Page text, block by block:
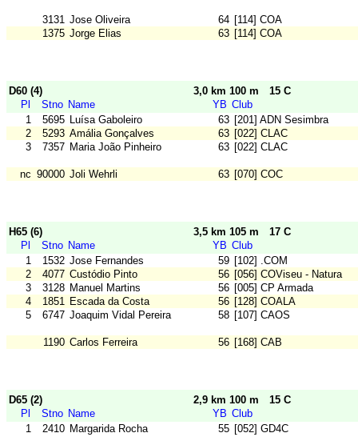
3131 Jose Oliveira 64 [114] COA
1375 Jorge Elias 63 [114] COA
D60 (4) 3,0 km 100 m
15 C
Pl
Stno Name YB Club
1
5695 Luísa Gaboleiro 63 [201] ADN Sesimbra
2
5293 Amália Gonçalves 63 [022] CLAC
3
7357 Maria João Pinheiro 63 [022] CLAC
nc 90000 Joli Wehrli 63 [070] COC
H65 (6) 3,5 km 105 m
17 C
Pl
Stno Name YB Club
1
1532 Jose Fernandes 59 [102] .COM
2
4077 Custódio Pinto 56 [056] COViseu - Natura
3
3128 Manuel Martins 56 [005] CP Armada
4
1851 Escada da Costa 56 [128] COALA
5
6747 Joaquim Vidal Pereira 58 [107] CAOS
1190 Carlos Ferreira 56 [168] CAB
D65 (2) 2,9 km 100 m
15 C
Pl
Stno Name YB Club
1
2410 Margarida Rocha 55 [052] GD4C